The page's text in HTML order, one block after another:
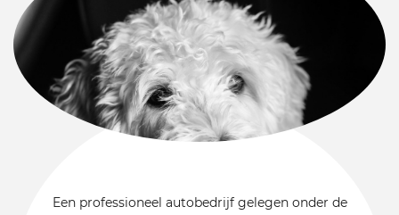
Een professioneel autobedrijf gelegen onder de